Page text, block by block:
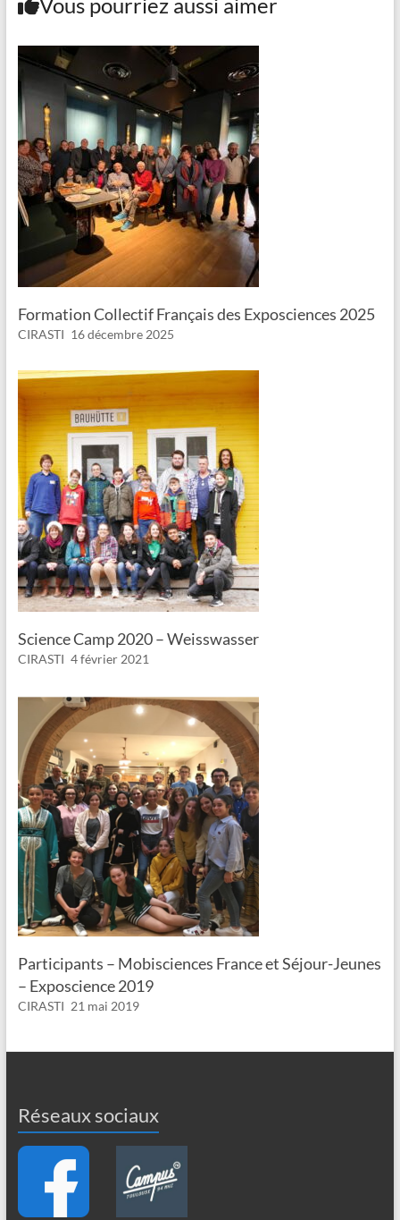
Formation Collectif Français des Exposciences 2025
CIRASTI 16 décembre 2025
Science Camp 2020 – Weisswasser
CIRASTI 4 février 2021
Participants – Mobisciences France et Séjour-Jeunes
– Exposcience 2019
CIRASTI 21 mai 2019
Réseaux sociaux